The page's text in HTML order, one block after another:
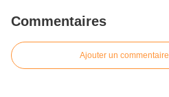
Commentaires
Ajouter un commentaire